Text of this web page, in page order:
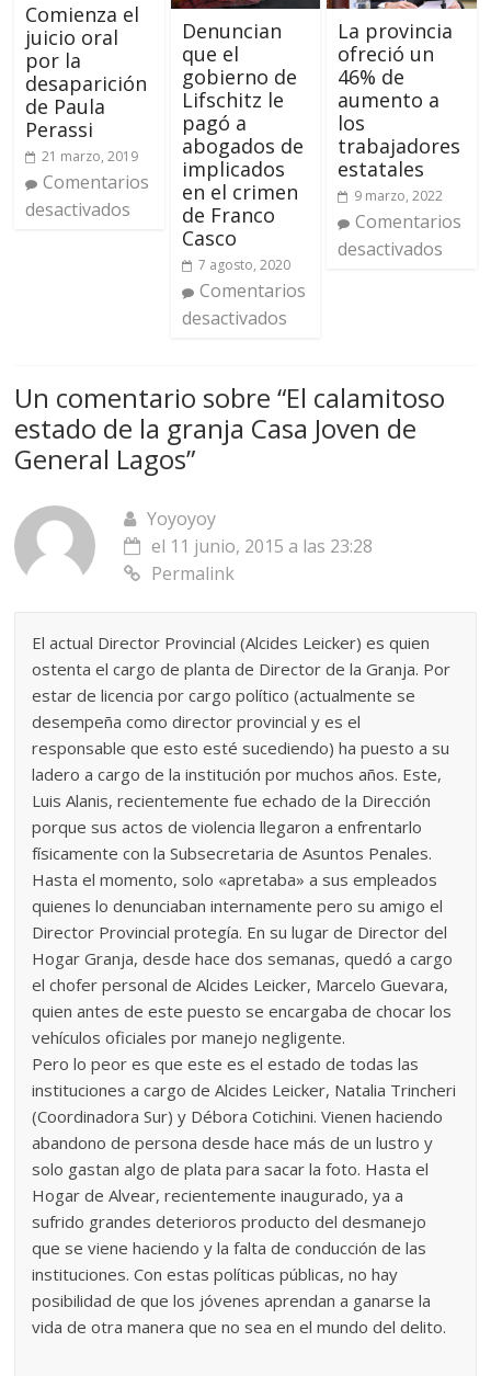
Comienza el
juicio oral
por la
desaparición
de Paula
Perassi
21 marzo, 2019
Comentarios
desactivados
Denuncian
que el
gobierno de
Lifschitz le
pagó a
abogados de
implicados
en el crimen
de Franco
Casco
7 agosto, 2020
Comentarios
desactivados
La provincia
ofreció un
46% de
aumento a
los
trabajadores
estatales
9 marzo, 2022
Comentarios
desactivados
Un comentario sobre “El calamitoso
estado de la granja Casa Joven de
General Lagos”
Yoyoyoy
el 11 junio, 2015 a las 23:28
Permalink
El actual Director Provincial (Alcides Leicker) es quien
ostenta el cargo de planta de Director de la Granja. Por
estar de licencia por cargo político (actualmente se
desempeña como director provincial y es el
responsable que esto esté sucediendo) ha puesto a su
ladero a cargo de la institución por muchos años. Este,
Luis Alanis, recientemente fue echado de la Dirección
porque sus actos de violencia llegaron a enfrentarlo
físicamente con la Subsecretaria de Asuntos Penales.
Hasta el momento, solo «apretaba» a sus empleados
quienes lo denunciaban internamente pero su amigo el
Director Provincial protegía. En su lugar de Director del
Hogar Granja, desde hace dos semanas, quedó a cargo
el chofer personal de Alcides Leicker, Marcelo Guevara,
quien antes de este puesto se encargaba de chocar los
vehículos oficiales por manejo negligente.
Pero lo peor es que este es el estado de todas las
instituciones a cargo de Alcides Leicker, Natalia Trincheri
(Coordinadora Sur) y Débora Cotichini. Vienen haciendo
abandono de persona desde hace más de un lustro y
solo gastan algo de plata para sacar la foto. Hasta el
Hogar de Alvear, recientemente inaugurado, ya a
sufrido grandes deterioros producto del desmanejo
que se viene haciendo y la falta de conducción de las
instituciones. Con estas políticas públicas, no hay
posibilidad de que los jóvenes aprendan a ganarse la
vida de otra manera que no sea en el mundo del delito.